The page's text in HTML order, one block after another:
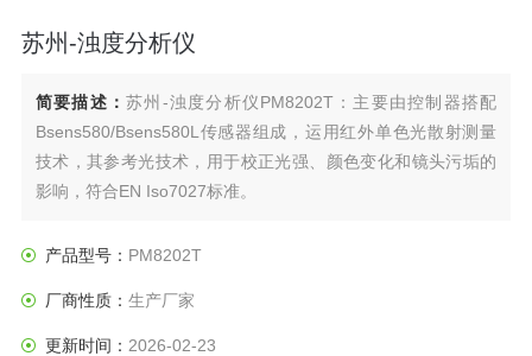
苏州-浊度分析仪
简要描述：苏州-浊度分析仪PM8202T：主要由控制器搭配
Bsens580/Bsens580L传感器组成，运用红外单色光散射测量
技术，其参考光技术，用于校正光强、颜色变化和镜头污垢的
影响，符合EN Iso7027标准。
产品型号： PM8202T
厂商性质： 生产厂家
更新时间： 2026-02-23